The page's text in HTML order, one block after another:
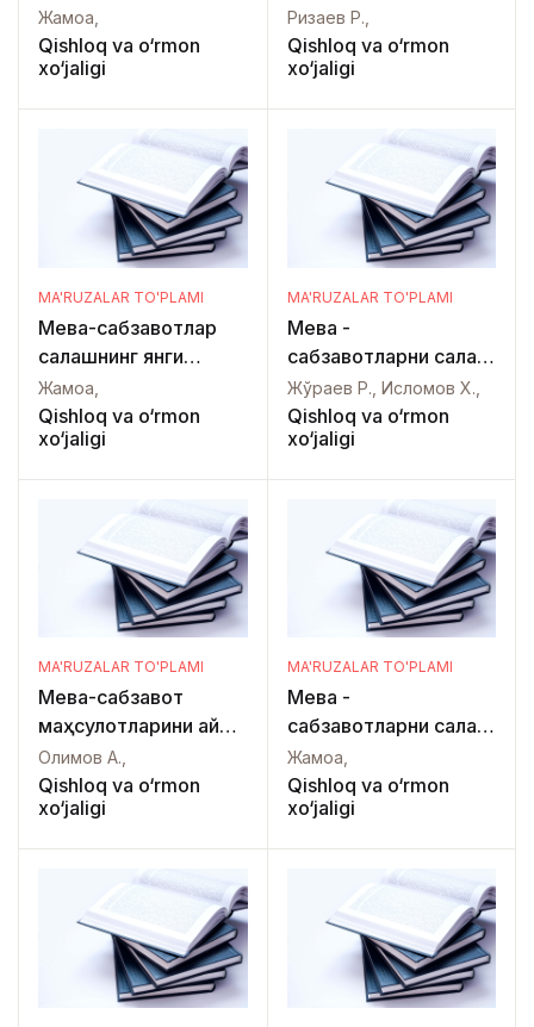
қайта ишлаш
технологияси
Жамоа,
Qishloq va o‘rmon
xo‘jaligi
сақлаш ва дастлабки
ишлов бериш
технологияси
Ризаев Р.,
Qishloq va o‘rmon
xo‘jaligi
MA'RUZALAR TO'PLAMI
Мева-сабзавотлар
сақлашнинг янги
технологияси
Жамоа,
Qishloq va o‘rmon
xo‘jaligi
MA'RUZALAR TO'PLAMI
Мева -
сабзавотларни сақлаш
ва дастлабки ишлов
бериш технологияси
Жўраев Р., Исломов Х.,
Qishloq va o‘rmon
xo‘jaligi
MA'RUZALAR TO'PLAMI
Мева-сабзавот
маҳсулотларини қайта
ишлашни янги
технологияси
Олимов А.,
Qishloq va o‘rmon
xo‘jaligi
MA'RUZALAR TO'PLAMI
Мева -
сабзавотларни сақлаш
ва дастлабки ишлов
бериш технологияси
IV - қисм
Жамоа,
Qishloq va o‘rmon
xo‘jaligi